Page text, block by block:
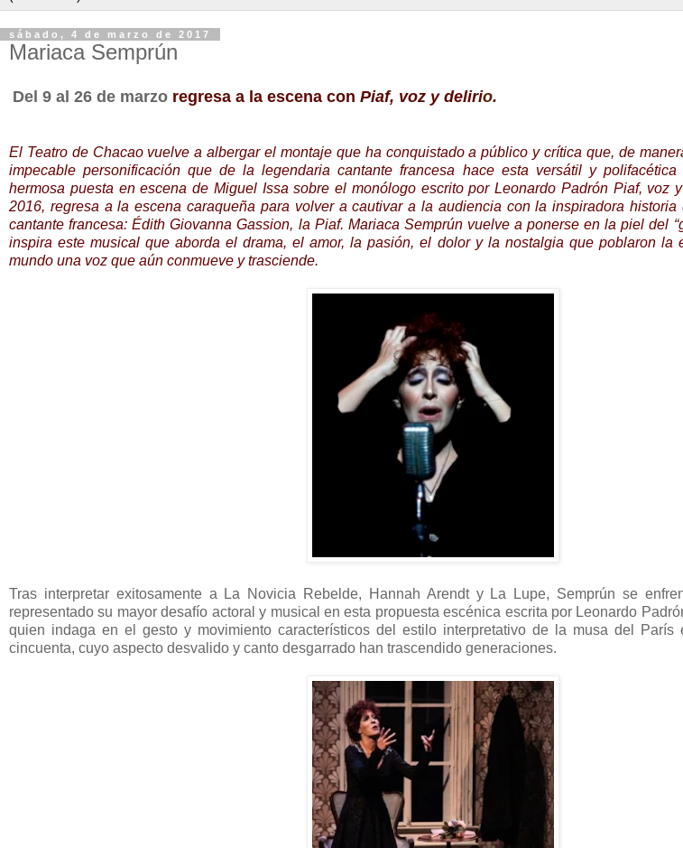
sábado, 4 de marzo de 2017
Mariaca Semprún
Del 9 al 26 de marzo regresa a la escena con Piaf, voz y delirio.
El Teatro de Chacao vuelve a albergar el montaje que ha conquistado a público y crítica que, de
impecable personificación que de la legendaria cantante francesa hace esta versátil y
hermosa puesta en escena de Miguel Issa sobre el monólogo escrito por Leonardo Padrón Piaf, voz
2016, regresa a la escena caraqueña para volver a cautivar a la audiencia con la inspiradora
cantante francesa: Édith Giovanna Gassion, la Piaf. Mariaca Semprún vuelve a ponerse en la piel del
inspira este musical que aborda el drama, el amor, la pasión, el dolor y la nostalgia que poblaron la
mundo una voz que aún conmueve y trasciende.
Tras interpretar exitosamente a La Novicia Rebelde, Hannah Arendt y La Lupe, Semprún se
representado su mayor desafío actoral y musical en esta propuesta escénica escrita por Leonardo
quien indaga en el gesto y movimiento característicos del estilo interpretativo de la musa del París
cincuenta, cuyo aspecto desvalido y canto desgarrado han trascendido generaciones.